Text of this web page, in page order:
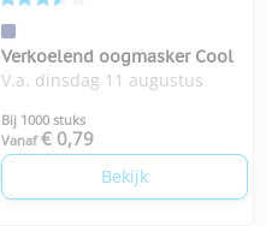
Verkoelend oogmasker Cool
V.a. dinsdag 11 augustus
Bij 1000 stuks
Vanaf € 0,79
Bekijk